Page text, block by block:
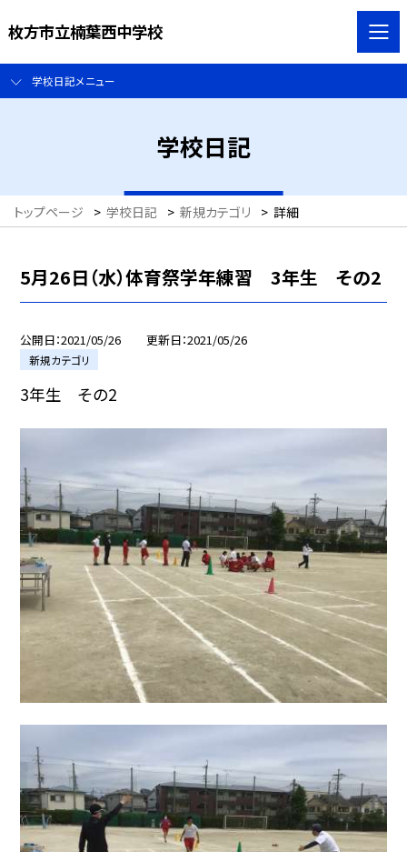
枚方市立楠葉西中学校
学校日記メニュー
学校日記
トップページ > 学校日記 > 新規カテゴリ > 詳細
5月26日（水）体育祭学年練習 3年生 その2
公開日 2021/05/26 更新日 2021/05/26
新規カテゴリ
3年生 その2